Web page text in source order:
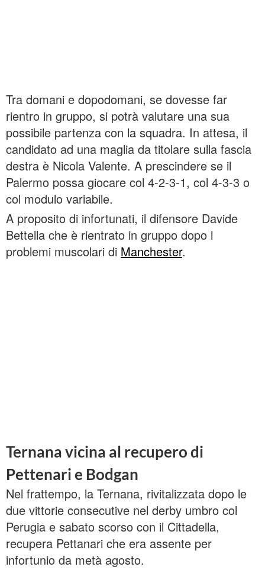
Tra domani e dopodomani, se dovesse far
rientro in gruppo, si potrà valutare una sua
possibile partenza con la squadra. In attesa, il
candidato ad una maglia da titolare sulla fascia
destra è Nicola Valente. A prescindere se il
Palermo possa giocare col 4-2-3-1, col 4-3-3 o
col modulo variabile.
A proposito di infortunati, il difensore Davide
Bettella che è rientrato in gruppo dopo i
problemi muscolari di Manchester.
Ternana vicina al recupero di
Pettenari e Bodgan
Nel frattempo, la Ternana, rivitalizzata dopo le
due vittorie consecutive nel derby umbro col
Perugia e sabato scorso con il Cittadella,
recupera Pettanari che era assente per
infortunio da metà agosto.